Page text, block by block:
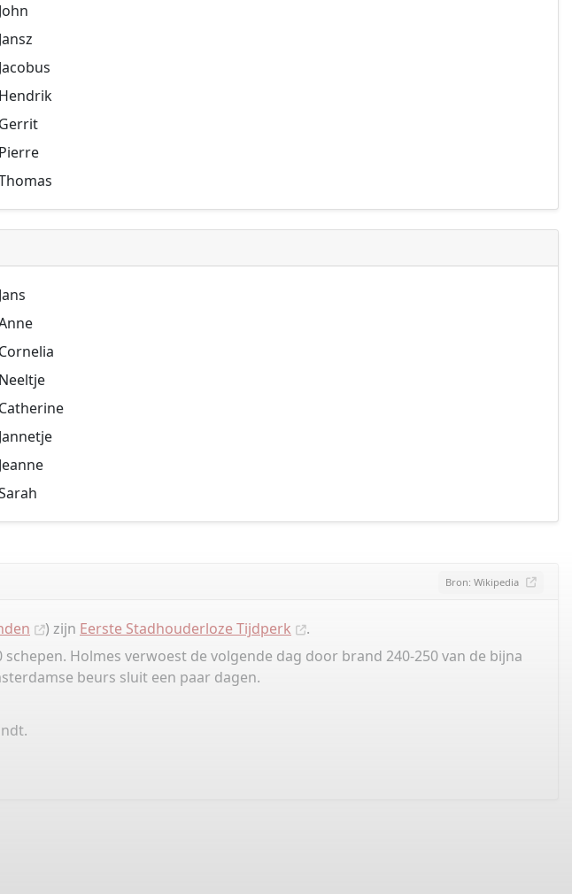
John
Jansz
Jacobus
Hendrik
Gerrit
Pierre
Jans
Cornelia
Neeltje
Catherine
Jannetje
Jeanne
Bron: Wikipedia
) zijn Eerste Stadhouderloze Tijdperk
.
Holmes verwoest de volgende dag door brand 240-250 van de bijna
beurs sluit een paar dagen.